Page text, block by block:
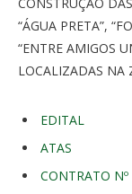
“ÁGUA PRETA”,
“ENTRE AMIGOS
LOCALIZADAS NA
EDITAL
ATAS
CONTRATO